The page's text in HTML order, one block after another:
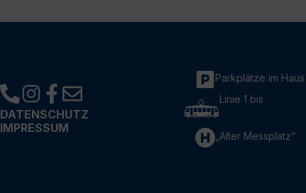
DATENSCHUTZ
IMPRESSUM
Parkplätze im Haus
Linie 1 bis
„Alter Messplatz“